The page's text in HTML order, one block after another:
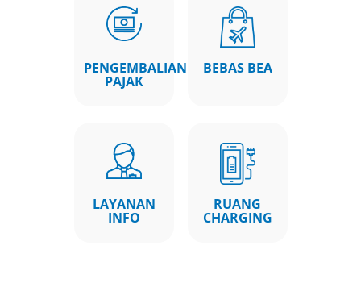
PENGEMBALIAN
PAJAK
BEBAS BEA
LAYANAN
INFO
RUANG
CHARGING